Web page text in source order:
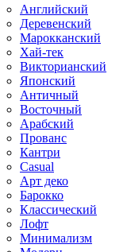
Английский
Деревенский
Марокканский
Хай-тек
Викторианский
Японский
Античный
Восточный
Арабский
Прованс
Кантри
Casual
Арт деко
Барокко
Классический
Лофт
Минимализм